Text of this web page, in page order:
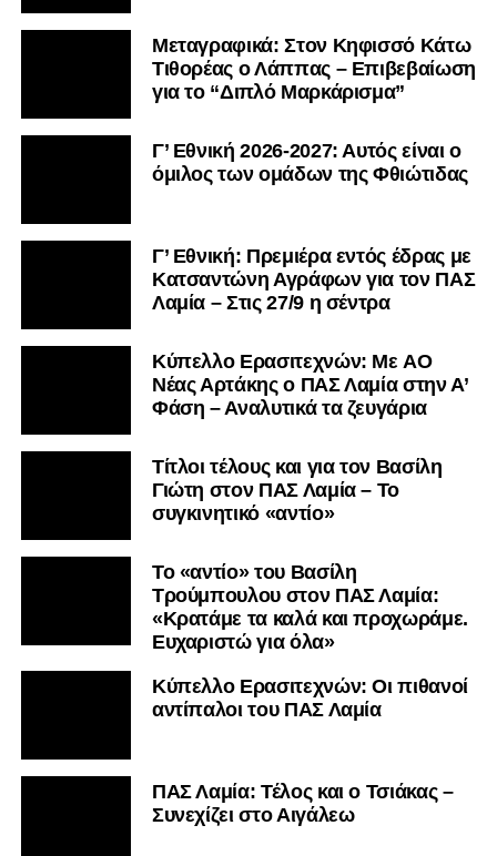
Μεταγραφικά: Στον Κηφισσό Κάτω
Τιθορέας ο Λάππας – Επιβεβαίωση
για το “Διπλό Μαρκάρισμα”
Γ’ Εθνική 2026-2027: Αυτός είναι ο
όμιλος των ομάδων της Φθιώτιδας
Γ’ Εθνική: Πρεμιέρα εντός έδρας με
Κατσαντώνη Αγράφων για τον ΠΑΣ
Λαμία – Στις 27/9 η σέντρα
Kύπελλο Ερασιτεχνών: Με AO
Nέας Αρτάκης ο ΠΑΣ Λαμία στην Α’
Φάση – Αναλυτικά τα ζευγάρια
Τίτλοι τέλους και για τον Βασίλη
Γιώτη στον ΠΑΣ Λαμία – Το
συγκινητικό «αντίο»
Το «αντίο» του Βασίλη
Τρούμπουλου στον ΠΑΣ Λαμία:
«Κρατάμε τα καλά και προχωράμε.
Ευχαριστώ για όλα»
Κύπελλο Ερασιτεχνών: Οι πιθανοί
αντίπαλοι του ΠΑΣ Λαμία
ΠΑΣ Λαμία: Τέλος και ο Τσιάκας –
Συνεχίζει στο Αιγάλεω